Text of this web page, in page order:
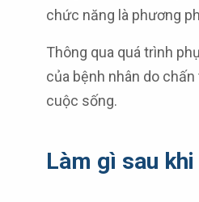
chức năng là phương
Thông qua quá trình
của bệnh nhân do
cuộc sống.
Làm gì sau